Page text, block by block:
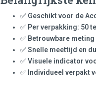
✅ Geschikt voor de
✅ Per verpakking: 50
✅ Betrouwbare
✅Snelle meettijd en
✅Visuele indicator
✅ Individueel verpakt